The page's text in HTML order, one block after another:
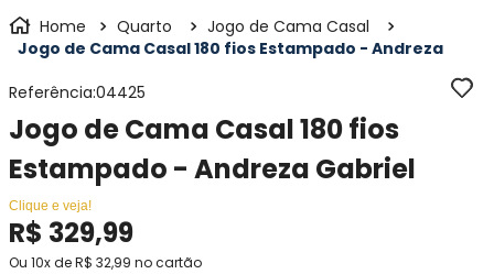
Quarto
Jogo de Cama Casal
Jogo de Cama Casal 180 fios Estampado - Andreza
Referência:04425
Jogo de Cama Casal 180 fios
Estampado - Andreza Gabriel
Clique e veja!
R$ 329,99
Ou 10x deR$ 32,99 no cartão